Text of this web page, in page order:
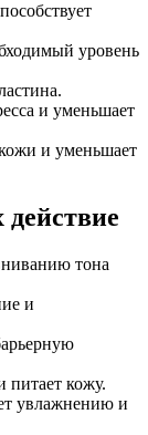
уровень
и уменьшает
и уменьшает
тона
и
питает кожу.
увлажнению и